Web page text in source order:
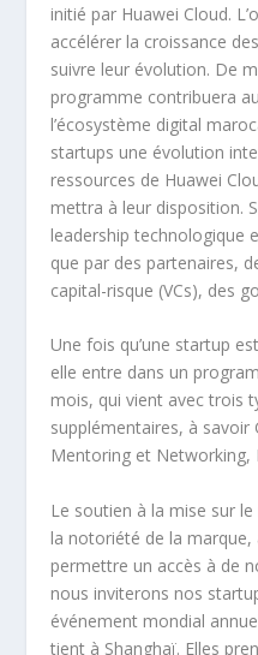
initié par Huawei Cloud.
accélérer la croissance
suivre leur évolution. De
programme contribuera
l’écosystème digital
startups une évolution
ressources de Huawei
mettra à leur disposition.
leadership technologique
que par des partenaires,
capital-risque (VCs), des
Une fois qu’une startup
elle entre dans un
mois, qui vient avec trois
supplémentaires, à
Mentoring et
Le soutien à la mise sur
la notoriété de la marque,
permettre un accès à de
nous inviterons nos
événement mondial
tient à Shanghaï. Elles